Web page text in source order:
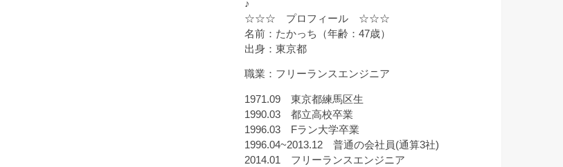
♪
☆☆☆ プロフィール ☆☆☆
名前：たかっち（年齢：47歳）
出身：東京都
職業：フリーランスエンジニア
1971.09 東京都練馬区生
1990.03 都立高校卒業
1996.03 Fラン大学卒業
1996.04~2013.12 普通の会社員(通算3社)
2014.01 フリーランスエンジニア